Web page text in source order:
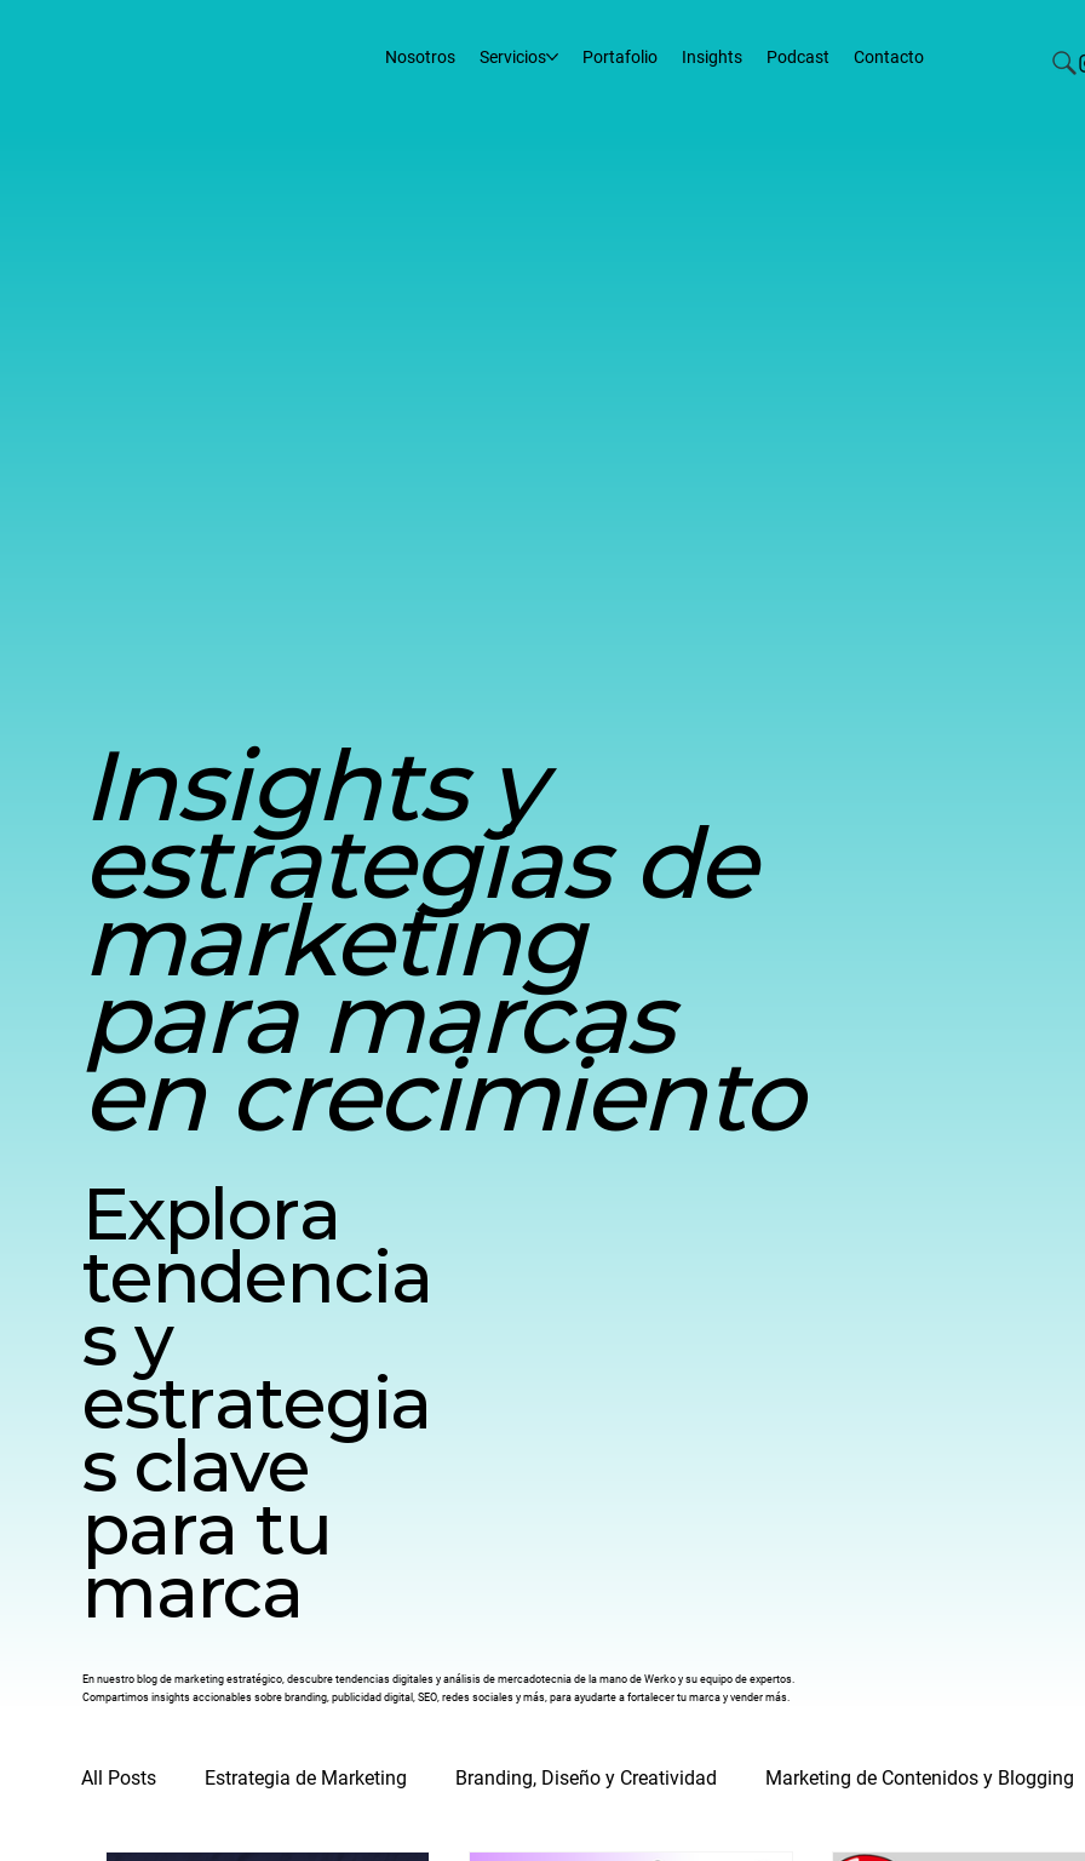
Nosotros Servicios Portafolio Insights Podcast Contacto
Insights y
estrategias de
marketing
para marcas
en crecimiento
Explora
tendencia
s y
estrategia
s clave
para tu
marca
En nuestro blog de marketing estratégico, descubre tendencias digitales y análisis de mercadotecnia de la mano de Werko y su equipo de expertos.
Compartimos insights accionables sobre branding, publicidad digital, SEO, redes sociales y más, para ayudarte a fortalecer tu marca y vender más.
All Posts Estrategia de Marketing Branding, Diseño y Creatividad Marketing de Contenidos y Blogging